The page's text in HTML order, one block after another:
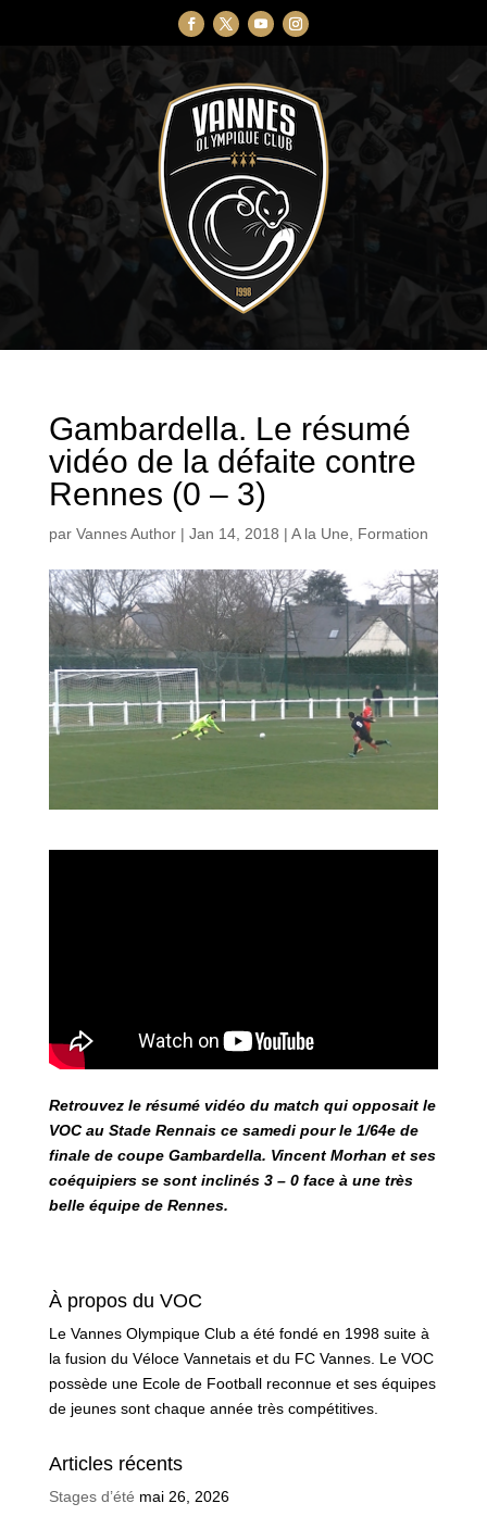
Gambardella. Le résumé
vidéo de la défaite contre
Rennes (0 – 3)
par Vannes Author| Jan 14, 2018 | A la Une, Formation
Retrouvez le résumé vidéo du match qui opposait le
VOC au Stade Rennais ce samedi pour le 1/64e de
finale de coupe Gambardella. Vincent Morhan et ses
coéquipiers se sont inclinés 3 – 0 face à une très
belle équipe de Rennes.
À propos du VOC
Le Vannes Olympique Club a été fondé en 1998 suite à
la fusion du Véloce Vannetais et du FC Vannes. Le VOC
possède une Ecole de Football reconnue et ses équipes
de jeunes sont chaque année très compétitives.
Articles récents
Stages d’été mai 26, 2026